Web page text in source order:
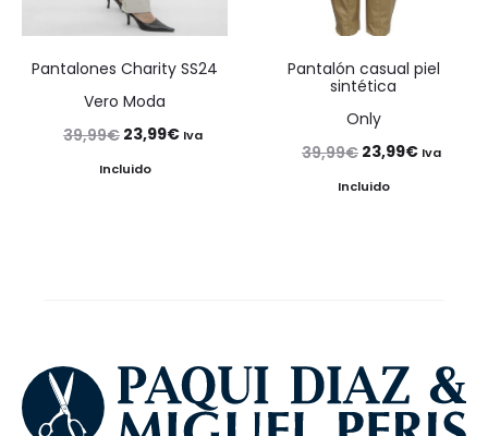
Pantalones Charity SS24
Vero Moda
39,99€ El
precio
23,99€ElIva
Incluido
Pantalón casual piel
sintética
Only
39,99€ El
precio
23,99€ElIva
Incluido